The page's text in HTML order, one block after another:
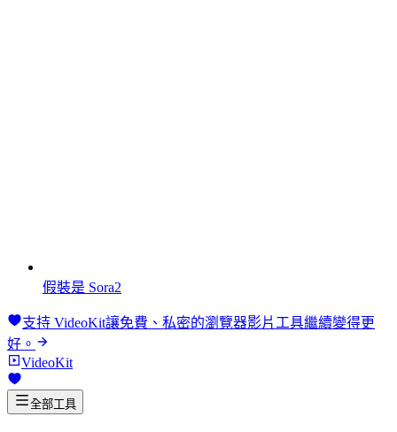
假裝是 Sora2
支持 VideoKit讓免費、私密的瀏覽器影片工具繼續變得更
好。
VideoKit
全部工具